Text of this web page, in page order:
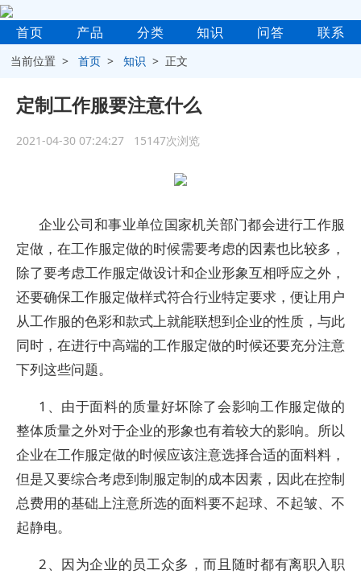
首页 产品 分类 知识 问答 联系
当前位置 >首页 >知识 > 正文
定制工作服要注意什么
2021-04-30 07:24:27 15147次浏览
企业公司和事业单位国家机关部门都会进行工作服
定做，在工作服定做的时候需要考虑的因素也比较多，
除了要考虑工作服定做设计和企业形象互相呼应之外，
还要确保工作服定做样式符合行业特定要求，便让用户
从工作服的色彩和款式上就能联想到企业的性质，与此
同时，在进行中高端的工作服定做的时候还要充分注意
下列这些问题。
1、由于面料的质量好坏除了会影响工作服定做的
整体质量之外对于企业的形象也有着较大的影响。所以
企业在工作服定做的时候应该注意选择合适的面料料，
但是又要综合考虑到制服定制的成本因素，因此在控制
总费用的基础上注意所选的面料要不起球、不起皱、不
起静电。
2、因为企业的员工众多，而且随时都有离职入职